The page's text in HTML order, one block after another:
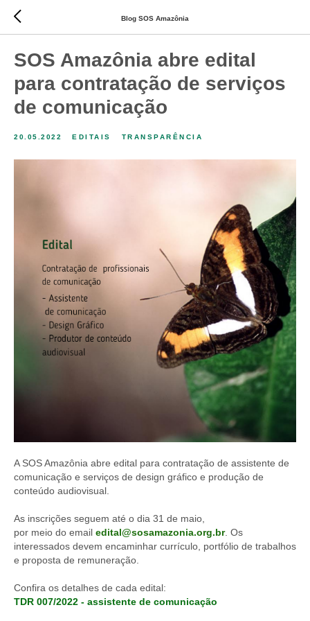
Blog SOS Amazônia
SOS Amazônia abre edital
para contratação de serviços
de comunicação
20.05.2022 EDITAIS TRANSPARÊNCIA
A SOS Amazônia abre edital para contratação de assistente de
comunicação e serviços de design gráfico e produção de
conteúdo audiovisual.
As inscrições seguem até o dia 31 de maio,
por meio do email edital@sosamazonia.org.br. Os
interessados devem encaminhar currículo, portfólio de trabalhos
e proposta de remuneração.
Confira os detalhes de cada edital:
TDR 007/2022 - assistente de comunicação